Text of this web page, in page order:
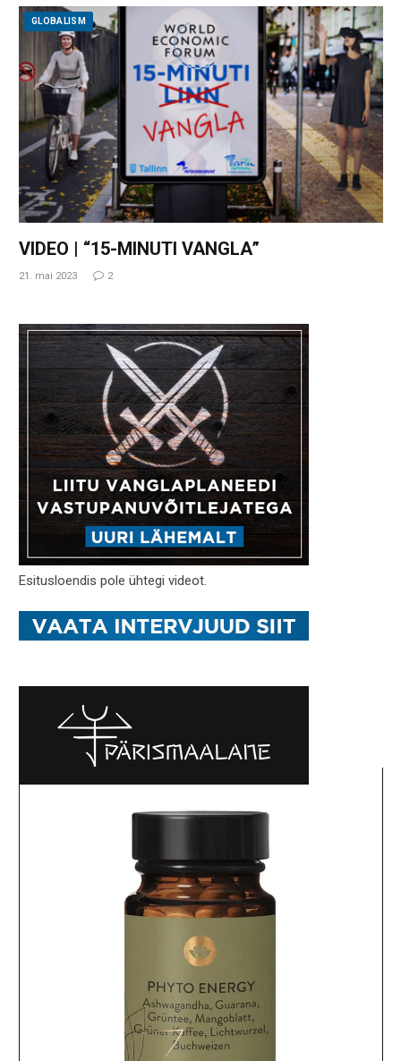
GLOBALISM
VIDEO | “15-MINUTI VANGLA”
21. mai 2023 2
Esitusloendis pole ühtegi videot.